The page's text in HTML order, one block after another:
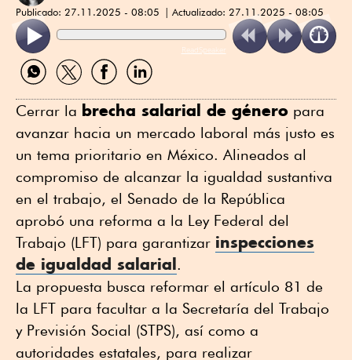
Publicado: 27.11.2025 - 08:05 Actualizado: 27.11.2025 - 08:05
ReadSpeaker
Compartir
por
Compartir
por
Compartir
por
Compartir
por
Cerrar la brecha salarial de género para
avanzar hacia un mercado laboral más justo es
un tema prioritario en México. Alineados al
compromiso de alcanzar la igualdad sustantiva
en el trabajo, el Senado de la República
aprobó una reforma a la Ley Federal del
Trabajo (LFT) para garantizar inspecciones
de igualdad salarial.
La propuesta busca reformar el artículo 81 de
la LFT para facultar a la Secretaría del Trabajo
y Previsión Social (STPS), así como a
autoridades estatales, para realizar